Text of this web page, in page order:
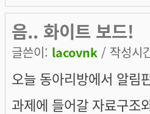
음.. 화이트 보드!
글쓴이: lacovnk / 작성시
오늘 동아리방에서 알림
과제에 들어갈 자료구조